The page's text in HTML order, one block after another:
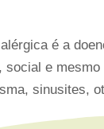
é a
social e
sinusites,